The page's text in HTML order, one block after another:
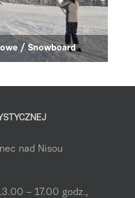
/ Snowboard
nad Nisou
– 17.00 godz.,